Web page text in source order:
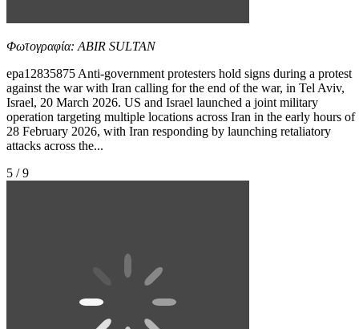
Φωτογραφία: ABIR SULTAN
epa12835875 Anti-government protesters hold signs during a protest
against the war with Iran calling for the end of the war, in Tel Aviv,
Israel, 20 March 2026. US and Israel launched a joint military
operation targeting multiple locations across Iran in the early hours of
28 February 2026, with Iran responding by launching retaliatory
attacks across the...
5 / 9